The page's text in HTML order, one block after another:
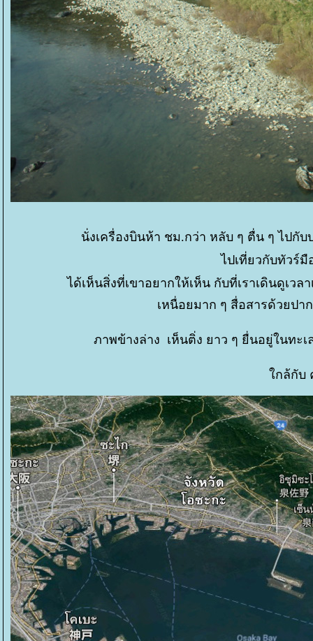
นั่งเครื่องบินห้า ชม.กว่า หลับ ๆ ตื่น ๆ ไปกั
ไปเที่ยวกับทัวร์มื
ได้เห็นสิ่งที่เขาอยากให้เห็น กับที่เราเดินดูเวล
เหนื่อยมาก ๆ สื่อสารด้วยป
ภาพข้างล่าง เห็นติ่ง ยาว ๆ ยื่นอยู่ในท
กล้กับ